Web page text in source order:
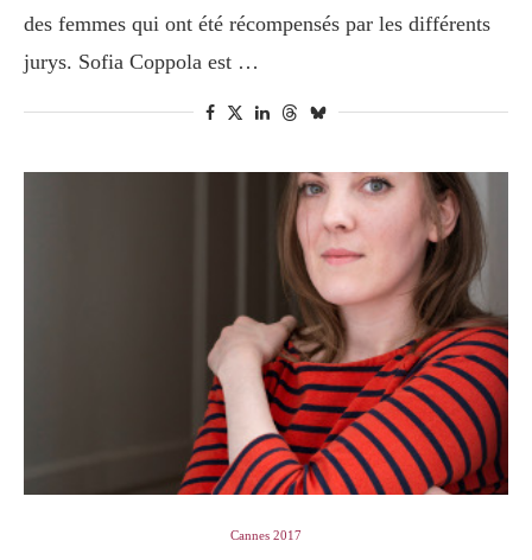
des femmes qui ont été récompensés par les différents
jurys. Sofia Coppola est …
Cannes 2017